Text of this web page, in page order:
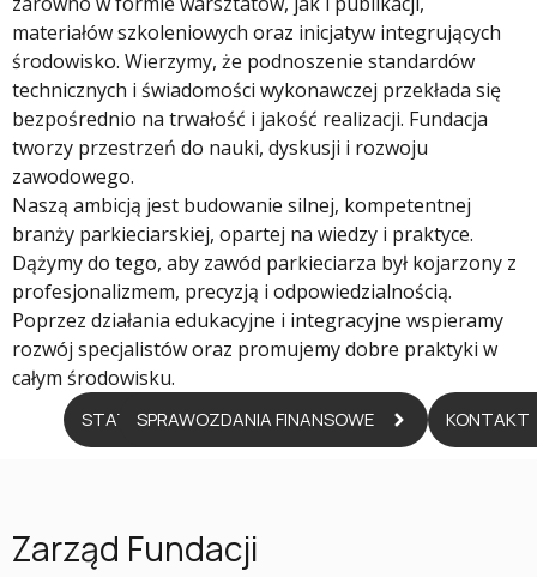
materiałów szkoleniowych oraz inicjatyw integrujących
środowisko. Wierzymy, że podnoszenie standardów
technicznych i świadomości wykonawczej przekłada się
bezpośrednio na trwałość i jakość realizacji. Fundacja
tworzy przestrzeń do nauki, dyskusji i rozwoju
zawodowego.
Naszą ambicją jest budowanie silnej, kompetentnej
branży parkieciarskiej, opartej na wiedzy i praktyce.
Dążymy do tego, aby zawód parkieciarza był kojarzony z
profesjonalizmem, precyzją i odpowiedzialnością.
Poprzez działania edukacyjne i integracyjne wspieramy
rozwój specjalistów oraz promujemy dobre praktyki w
całym środowisku.
STATUTSPRAWOZDANIA FINANSOWE KONTAKT
Zarząd Fundacji